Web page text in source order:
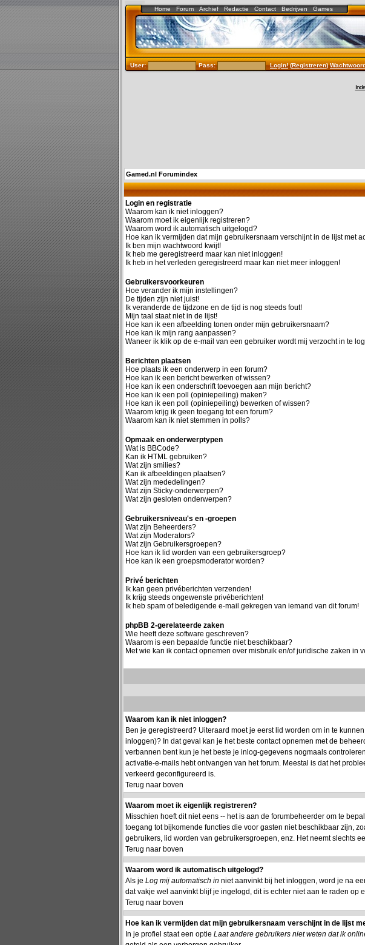
Home Forum Archief Redactie Contact Bedrijven Games
User: Pass: Login!(Registreren)
Gamed.nl Forumindex
Login en registratie
Waarom kan ik niet inloggen?
Waarom moet ik eigenlijk registreren?
Waarom word ik automatisch uitgelogd?
Hoe kan ik vermijden dat mijn gebruikersnaam verschijnt in de lijst met
Ik ben mijn wachtwoord kwijt!
Ik heb me geregistreerd maar kan niet inloggen!
Ik heb in het verleden geregistreerd maar kan niet meer inloggen!
Gebruikersvoorkeuren
Hoe verander ik mijn instellingen?
De tijden zijn niet juist!
Ik veranderde de tijdzone en de tijd is nog steeds fout!
Mijn taal staat niet in de lijst!
Hoe kan ik een afbeelding tonen onder mijn gebruikersnaam?
Hoe kan ik mijn rang aanpassen?
Waneer ik klik op de e-mail van een gebruiker wordt mij verzocht in te
Berichten plaatsen
Hoe plaats ik een onderwerp in een forum?
Hoe kan ik een bericht bewerken of wissen?
Hoe kan ik een onderschrift toevoegen aan mijn bericht?
Hoe kan ik een poll (opiniepeiling) maken?
Hoe kan ik een poll (opiniepeiling) bewerken of wissen?
Waarom krijg ik geen toegang tot een forum?
Waarom kan ik niet stemmen in polls?
Opmaak en onderwerptypen
Wat is BBCode?
Kan ik HTML gebruiken?
Wat zijn smilies?
Kan ik afbeeldingen plaatsen?
Wat zijn mededelingen?
Wat zijn Sticky-onderwerpen?
Wat zijn gesloten onderwerpen?
Gebruikersniveau's en -groepen
Wat zijn Beheerders?
Wat zijn Moderators?
Wat zijn Gebruikersgroepen?
Hoe kan ik lid worden van een gebruikersgroep?
Hoe kan ik een groepsmoderator worden?
Privé berichten
Ik kan geen privéberichten verzenden!
Ik krijg steeds ongewenste privéberichten!
Ik heb spam of beledigende e-mail gekregen van iemand van dit forum!
phpBB 2-gerelateerde zaken
Wie heeft deze software geschreven?
Waarom is een bepaalde functie niet beschikbaar?
Met wie kan ik contact opnemen over misbruik en/of juridische zaken in
Waarom kan ik niet inloggen?
Ben je geregistreerd? Uiteraard moet je eerst lid worden om in te
inloggen)? In dat geval kan je het beste contact opnemen met de
verbannen bent kun je het beste je inlog-gegevens nogmaals
activatie-e-mails hebt ontvangen van het forum. Meestal is dat het
verkeerd geconfigureerd is.
Terug naar boven
Waarom moet ik eigenlijk registreren?
Misschien hoeft dit niet eens -- het is aan de forumbeheerder om te
toegang tot bijkomende functies die voor gasten niet beschikbaar zijn,
gebruikers, lid worden van gebruikersgroepen, enz. Het neemt slechts
Terug naar boven
Waarom word ik automatisch uitgelogd?
Als je Log mij automatisch in niet aanvinkt bij het inloggen, word je na
dat vakje wel aanvinkt blijf je ingelogd, dit is echter niet aan te raden
Terug naar boven
Hoe kan ik vermijden dat mijn gebruikersnaam verschijnt in de lijst
In je profiel staat een optie Laat andere gebruikers niet weten dat ik